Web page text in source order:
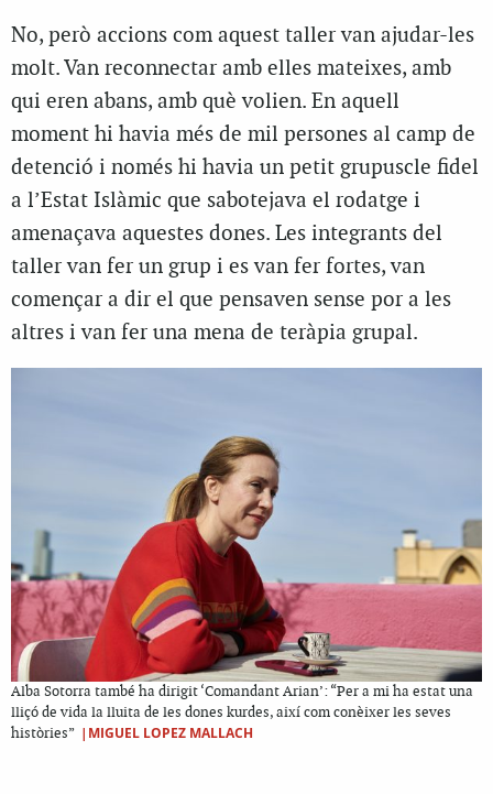
No, però accions com aquest taller van ajudar-les
molt. Van reconnectar amb elles mateixes, amb
qui eren abans, amb què volien. En aquell
moment hi havia més de mil persones al camp de
detenció i només hi havia un petit grupuscle fidel
a l’Estat Islàmic que sabotejava el rodatge i
amenaçava aquestes dones. Les integrants del
taller van fer un grup i es van fer fortes, van
començar a dir el que pensaven sense por a les
altres i van fer una mena de teràpia grupal.
Alba Sotorra també ha dirigit ‘Comandant Arian’: “Per a mi ha estat una
lliçó de vida la lluita de les dones kurdes, així com conèixer les seves
històries” |MIGUEL LOPEZ MALLACH